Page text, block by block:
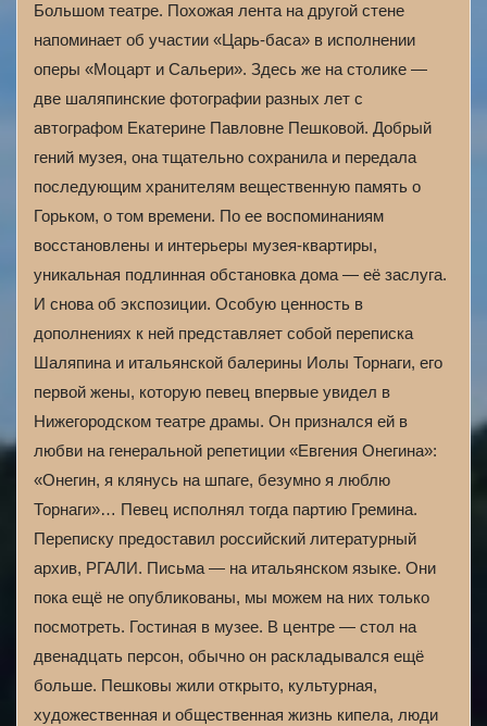
Большом театре. Похожая лента на другой стене
напоминает об участии «Царь-баса» в исполнении
оперы «Моцарт и Сальери». Здесь же на столике —
две шаляпинские фотографии разных лет с
автографом Екатерине Павловне Пешковой. Добрый
гений музея, она тщательно сохранила и передала
последующим хранителям вещественную память о
Горьком, о том времени. По ее воспоминаниям
восстановлены и интерьеры музея-квартиры,
уникальная подлинная обстановка дома — её заслуга.
И снова об экспозиции. Особую ценность в
дополнениях к ней представляет собой переписка
Шаляпина и итальянской балерины Иолы Торнаги, его
первой жены, которую певец впервые увидел в
Нижегородском театре драмы. Он признался ей в
любви на генеральной репетиции «Евгения Онегина»:
«Онегин, я клянусь на шпаге, безумно я люблю
Торнаги»… Певец исполнял тогда партию Гремина.
Переписку предоставил российский литературный
архив, РГАЛИ. Письма — на итальянском языке. Они
пока ещё не опубликованы, мы можем на них только
посмотреть. Гостиная в музее. В центре — стол на
двенадцать персон, обычно он раскладывался ещё
больше. Пешковы жили открыто, культурная,
художественная и общественная жизнь кипела, люди